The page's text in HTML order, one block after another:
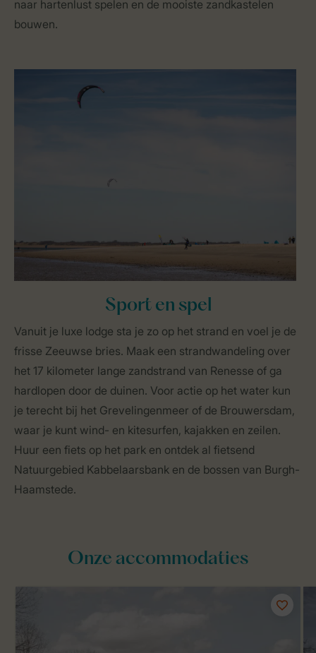
naar hartenlust spelen en de mooiste zandkastelen
bouwen.
Sport en spel
Vanuit je luxe lodge sta je zo op het strand en voel je de
frisse Zeeuwse bries. Maak een strandwandeling over
het 17 kilometer lange zandstrand van Renesse of ga
hardlopen door de duinen. Voor actie op het water kun
je terecht bij het Grevelingenmeer of de Brouwersdam,
waar je kunt wind- en kitesurfen, kajakken en zeilen.
Huur een fiets op het park en ontdek al fietsend
Natuurgebied Kabbelaarsbank en de bossen van Burgh-
Haamstede.